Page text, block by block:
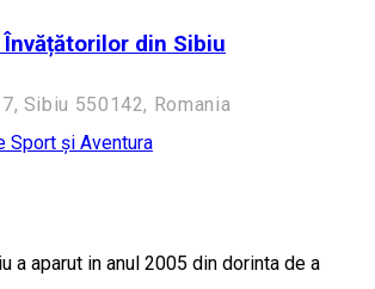
Învățătorilor din Sibiu
Sibiu 550142, Romania
Sport și Aventura
a aparut in anul 2005 din dorinta de a